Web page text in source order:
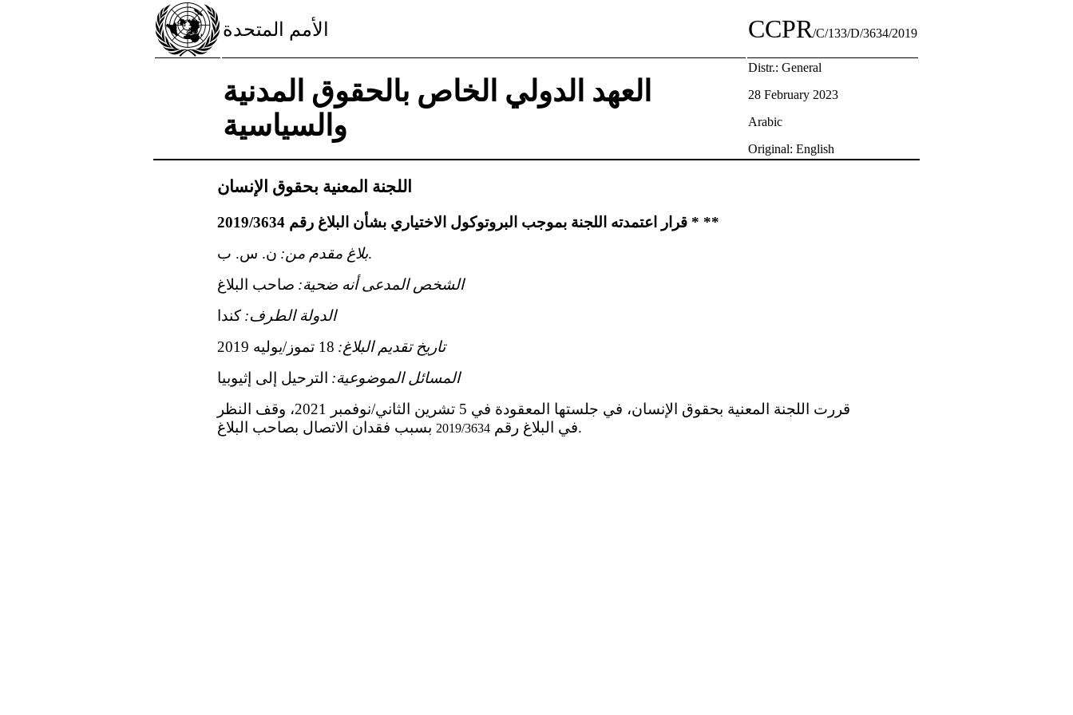
الأمم المتحدة CCPR/C/133/D/3634/2019
العهد الدولي الخاص بالحقوق المدنية
والسياسية
Distr.: General
28 February 2023
Arabic
Original: English
اللجنة المعنية بحقوق الإنسان
قرار اعتمدته اللجنة بموجب البروتوكول الاختياري بشأن البلاغ رقم 2019/3634 * **
بلاغ مقدم من:ن. س. ب.
الشخص المدعى أنه ضحية: صاحب البلاغ
الدولة الطرف: كندا
تاريخ تقديم البلاغ: 18 تموز/يوليه 2019
المسائل الموضوعية: الترحيل إلى إثيوبيا
قررت اللجنة المعنية بحقوق الإنسان، في جلستها المعقودة في 5 تشرين الثاني/نوفمبر 2021، وقف النظر
في البلاغ رقم 2019/3634 بسبب فقدان الاتصال بصاحب البلاغ.